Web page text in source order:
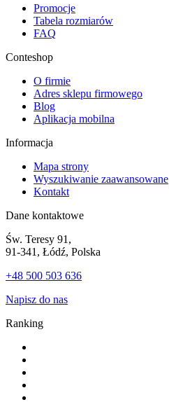
Promocje
Tabela rozmiarów
FAQ
Conteshop
O firmie
Adres sklepu firmowego
Blog
Aplikacja mobilna
Informacja
Mapa strony
Wyszukiwanie zaawansowane
Kontakt
Dane kontaktowe
Św. Teresy 91,
91-341, Łódź, Polska
+48 500 503 636
Napisz do nas
Ranking